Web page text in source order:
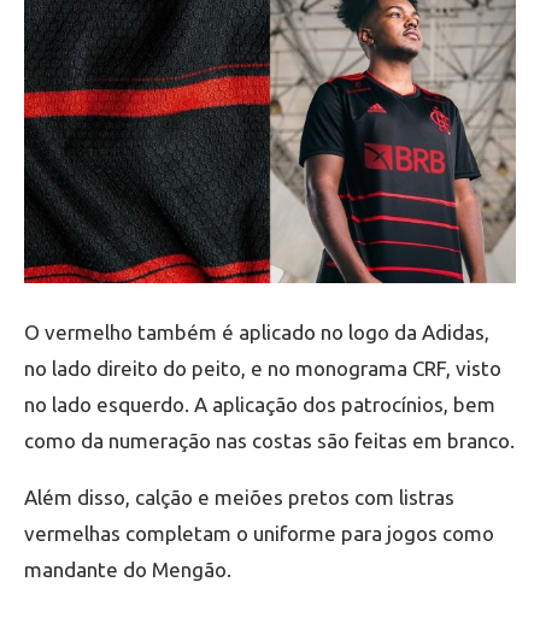
O vermelho também é aplicado no logo da Adidas,
no lado direito do peito, e no monograma CRF, visto
no lado esquerdo. A aplicação dos patrocínios, bem
como da numeração nas costas são feitas em branco.
Além disso, calção e meiões pretos com listras
vermelhas completam o uniforme para jogos como
mandante do Mengão.